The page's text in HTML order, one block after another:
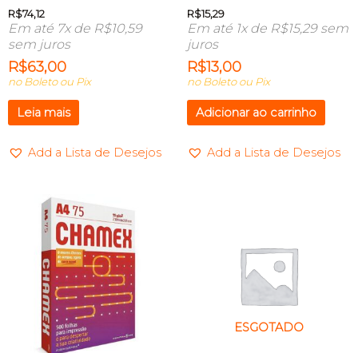
R$74,12
Em até 7x de R$10,59
sem juros
R$63,00
no Boleto ou Pix
Leia mais
Add a Lista de Desejos
R$15,29
Em até 1x de R$15,29sem
juros
R$13,00
no Boleto ou Pix
Adicionar ao carrinho
Add a Lista de Desejos
ESGOTADO